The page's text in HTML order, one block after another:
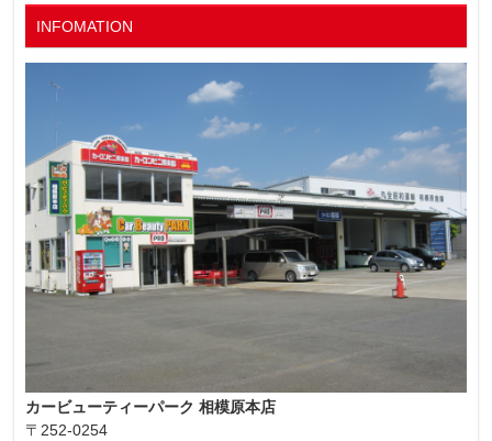
INFOMATION
カービューティーパーク 相模原本店
〒252-0254